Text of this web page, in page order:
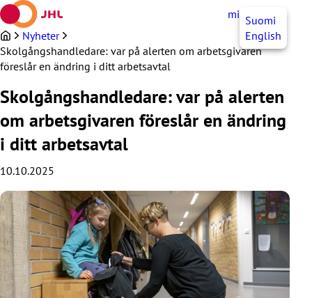
Hoppa
till
innehållet
mittJHL SV
Suomi
English
Nyheter
Skolgångshandledare: var på alerten om arbetsgivaren
föreslår en ändring i ditt arbetsavtal
Skolgångshandledare: var på alerten
om arbetsgivaren föreslår en ändring
i ditt arbetsavtal
10.10.2025